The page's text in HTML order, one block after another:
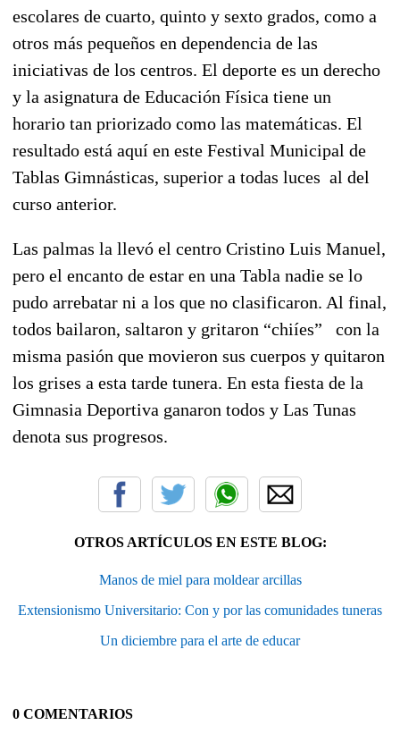
escolares de cuarto, quinto y sexto grados, como a
otros más pequeños en dependencia de las
iniciativas de los centros. El deporte es un derecho
y la asignatura de Educación Física tiene un
horario tan priorizado como las matemáticas. El
resultado está aquí en este Festival Municipal de
Tablas Gimnásticas, superior a todas luces al del
curso anterior.
Las palmas la llevó el centro Cristino Luis Manuel,
pero el encanto de estar en una Tabla nadie se lo
pudo arrebatar ni a los que no clasificaron. Al final,
todos bailaron, saltaron y gritaron “chiíes” con la
misma pasión que movieron sus cuerpos y quitaron
los grises a esta tarde tunera. En esta fiesta de la
Gimnasia Deportiva ganaron todos y Las Tunas
denota sus progresos.
OTROS ARTÍCULOS EN ESTE BLOG:
Manos de miel para moldear arcillas
Extensionismo Universitario: Con y por las comunidades tuneras
Un diciembre para el arte de educar
0 COMENTARIOS